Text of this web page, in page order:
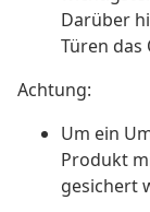
Darüber
Türen das
Achtung:
Um ein
Produkt
gesichert